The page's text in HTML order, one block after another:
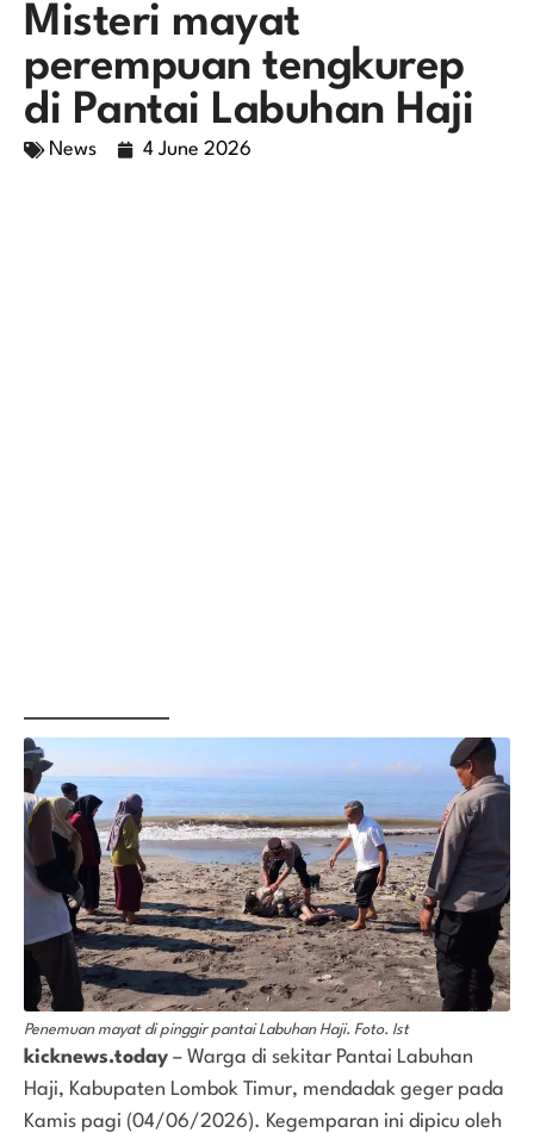
Misteri mayat
perempuan tengkurep
di Pantai Labuhan Haji
News 4 June 2026
Penemuan mayat di pinggir pantai Labuhan Haji. Foto. Ist
kicknews.today – Warga di sekitar Pantai Labuhan
Haji, Kabupaten Lombok Timur, mendadak geger pada
Kamis pagi (04/06/2026). Kegemparan ini dipicu oleh